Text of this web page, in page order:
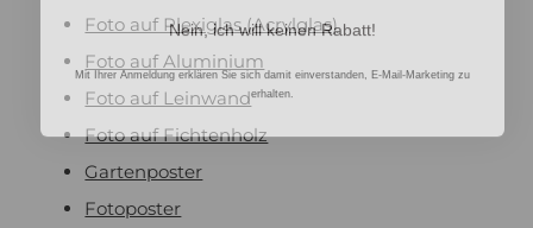
Foto auf Plexiglas (Acrylglas)
Foto auf Aluminium
Foto auf Leinwand
Foto auf Fichtenholz
Gartenposter
Fotoposter
Nein, ich will keinen Rabatt!
Mit Ihrer Anmeldung erklären Sie sich damit einverstanden, E-Mail-Marketing zu
erhalten.